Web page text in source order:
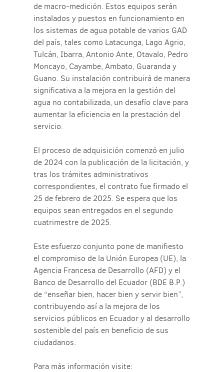
de macro-medición. Estos equipos serán
instalados y puestos en funcionamiento en
los sistemas de agua potable de varios GAD
del país, tales como Latacunga, Lago Agrio,
Tulcán, Ibarra, Antonio Ante, Otavalo, Pedro
Moncayo, Cayambe, Ambato, Guaranda y
Guano. Su instalación contribuirá de manera
significativa a la mejora en la gestión del
agua no contabilizada, un desafío clave para
aumentar la eficiencia en la prestación del
servicio.
El proceso de adquisición comenzó en julio
de 2024 con la publicación de la licitación, y
tras los trámites administrativos
correspondientes, el contrato fue firmado el
25 de febrero de 2025. Se espera que los
equipos sean entregados en el segundo
cuatrimestre de 2025.
Este esfuerzo conjunto pone de manifiesto
el compromiso de la Unión Europea (UE), la
Agencia Francesa de Desarrollo (AFD) y el
Banco de Desarrollo del Ecuador (BDE B.P.)
de “enseñar bien, hacer bien y servir bien”,
contribuyendo así a la mejora de los
servicios públicos en Ecuador y al desarrollo
sostenible del país en beneficio de sus
ciudadanos.
Para más información visite: